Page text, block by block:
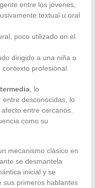
entre los jóvenes,
textual u oral
poco utilizado en el
dirigido a una niña o
profesional.
, lo
desconocidas, lo
entre cercanos.
como su
mecanismo clásico en
se desmantela
inicial y se
sus primeros hablantes